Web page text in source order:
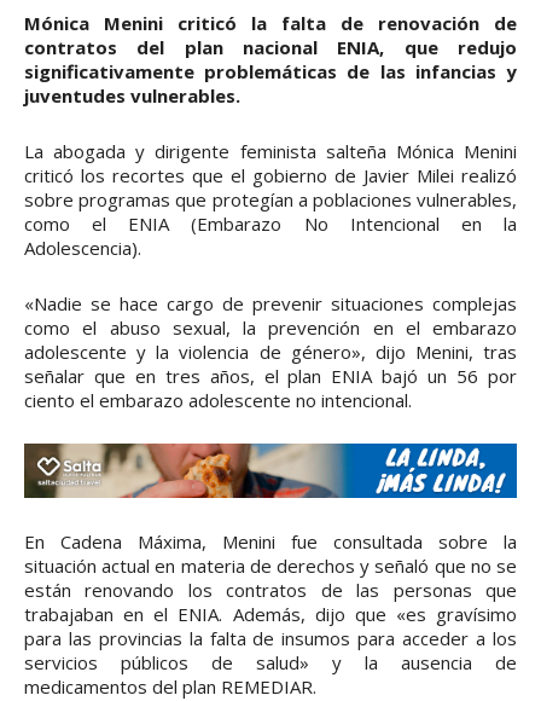
Mónica Menini criticó la falta de renovación de
contratos del plan nacional ENIA, que redujo
significativamente problemáticas de las infancias y
juventudes vulnerables.
La abogada y dirigente feminista salteña Mónica Menini
criticó los recortes que el gobierno de Javier Milei realizó
sobre programas que protegían a poblaciones vulnerables,
como el ENIA (Embarazo No Intencional en la
Adolescencia).
«Nadie se hace cargo de prevenir situaciones complejas
como el abuso sexual, la prevención en el embarazo
adolescente y la violencia de género», dijo Menini, tras
señalar que en tres años, el plan ENIA bajó un 56 por
ciento el embarazo adolescente no intencional.
En Cadena Máxima, Menini fue consultada sobre la
situación actual en materia de derechos y señaló que no se
están renovando los contratos de las personas que
trabajaban en el ENIA. Además, dijo que «es gravísimo
para las provincias la falta de insumos para acceder a los
servicios públicos de salud» y la ausencia de
medicamentos del plan REMEDIAR.